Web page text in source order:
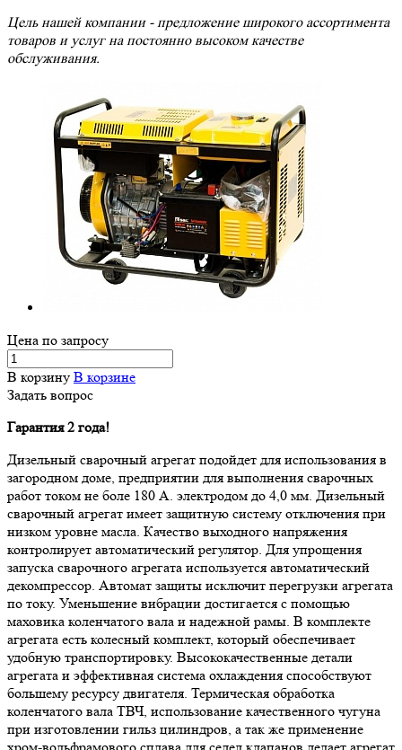
Цель нашей компании - предложение широкого ассортимента
товаров и услуг на постоянно высоком качестве
обслуживания.
Цена по запросу
В корзину В корзине
Задать вопрос
Гарантия 2 года!
Дизельный сварочный агрегат подойдет для использования в
загородном доме, предприятии для выполнения сварочных
работ током не боле 180 А. электродом до 4,0 мм. Дизельный
сварочный агрегат имеет защитную систему отключения при
низком уровне масла. Качество выходного напряжения
контролирует автоматический регулятор. Для упрощения
запуска сварочного агрегата используется автоматический
декомпрессор. Автомат защиты исключит перегрузки агрегата
по току. Уменьшение вибрации достигается с помощью
маховика коленчатого вала и надежной рамы. В комплекте
агрегата есть колесный комплект, который обеспечивает
удобную транспортировку. Высококачественные детали
агрегата и эффективная система охлаждения способствуют
большему ресурсу двигателя. Термическая обработка
коленчатого вала ТВЧ, использование качественного чугуна
при изготовлении гильз цилиндров, а так же применение